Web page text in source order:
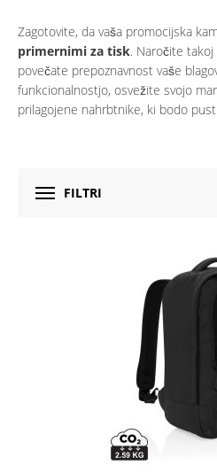
Zagotovite, da vaša promocijska
primernimi za tisk. Naročite
povečate prepoznavnost vaše
funkcionalnostjo, osvežite svojo
prilagojene nahrbtnike, ki bodo
FILTRI